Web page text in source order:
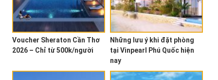
Voucher Sheraton Cần Thơ
2026 – Chỉ từ 500k/người
Những lưu ý khi đặt phòng
tại Vinpearl Phú Quốc hiện
nay